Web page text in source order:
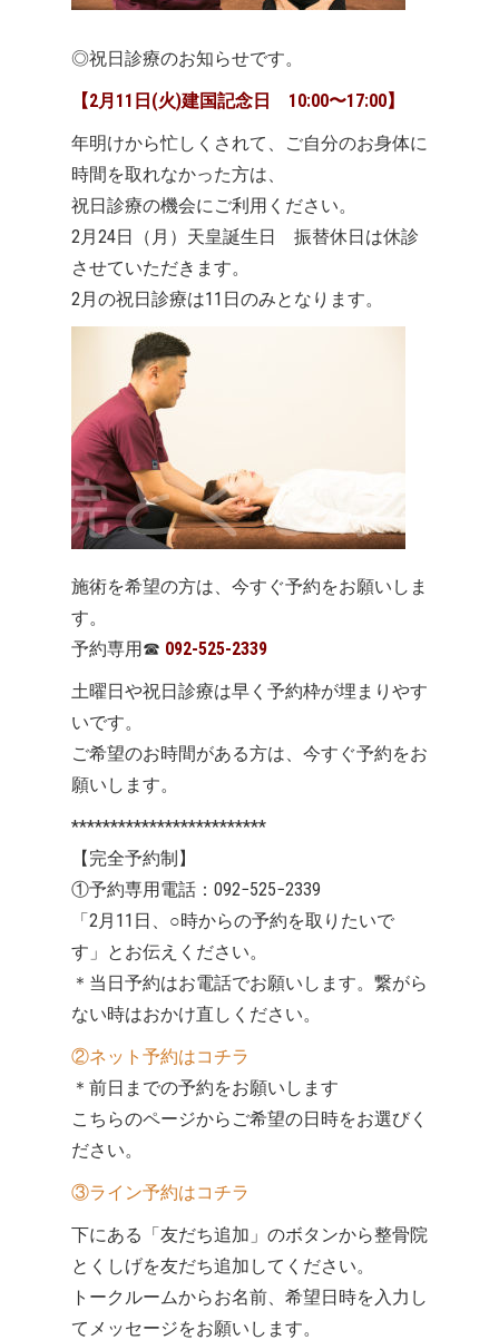
◎祝日診療のお知らせです。
【2月11日(火)建国記念日 10:00〜17:00】
年明けから忙しくされて、ご自分のお身体に
時間を取れなかった方は、
祝日診療の機会にご利用ください。
2月24日（月）天皇誕生日 振替休日は休診
させていただきます。
2月の祝日診療は11日のみとなります。
施術を希望の方は、今すぐ予約をお願いしま
す。
予約専用 ☎ 092-525-2339
土曜日や祝日診療は早く予約枠が埋まりやす
いです。
ご希望のお時間がある方は、今すぐ予約をお
願いします。
*************************
【完全予約制】
①予約専用電話：092−525−2339
「2月11日、○時からの予約を取りたいで
す」とお伝えください。
＊当日予約はお電話でお願いします。繋がら
ない時はおかけ直しください。
②ネット予約はコチラ
＊前日までの予約をお願いします
こちらのページからご希望の日時をお選びく
ださい。
③ライン予約はコチラ
下にある「友だち追加」のボタンから整骨院
とくしげを友だち追加してください。
トークルームからお名前、希望日時を入力し
てメッセージをお願いします。